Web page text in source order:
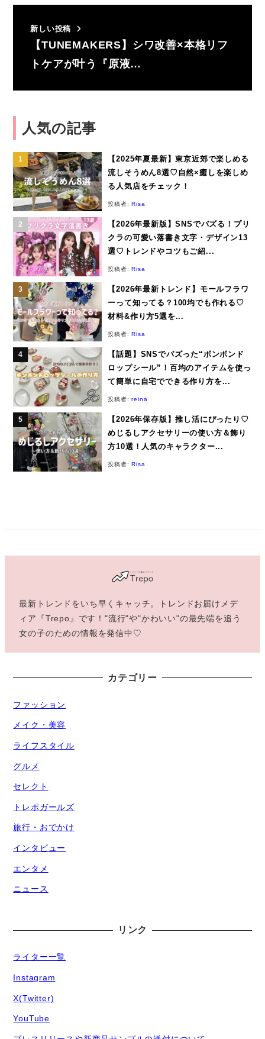
新しい投稿
【TUNEMAKERS】シワ改善×本格リフ
トケアが叶う『原液…
人気の記事
【2025年夏最新】東京近郊で楽しめる
流しそうめん8選♡自然×癒しを楽しめ
る人気店をチェック！
投稿者:Risa
【2026年最新版】SNSでバズる！プリ
クラの可愛い落書き文字・デザイン13
選♡トレンドやコツもご紹...
投稿者:Risa
【2026年最新トレンド】モールフラワ
ーって知ってる？100均でも作れる♡
材料&作り方5選を...
投稿者:Risa
【話題】SNSでバズった“ボンボンド
ロップシール”！百均のアイテムを使っ
て簡単に自宅でできる作り方を...
投稿者:reina
【2026年保存版】推し活にぴったり♡
めじるしアクセサリーの使い方＆飾り
方10選！人気のキャラクター...
投稿者:Risa
最新トレンドをいち早くキャッチ。トレンドお届けメデ
ィア『Trepo』です！"流行"や"かわいい"の最先端を追う
女の子のための情報を発信中♡
カテゴリー
ファッション
メイク・美容
ライフスタイル
グルメ
セレクト
トレポガールズ
旅行・おでかけ
インタビュー
エンタメ
ニュース
リンク
ライター一覧
Instagram
X(Twitter)
YouTube